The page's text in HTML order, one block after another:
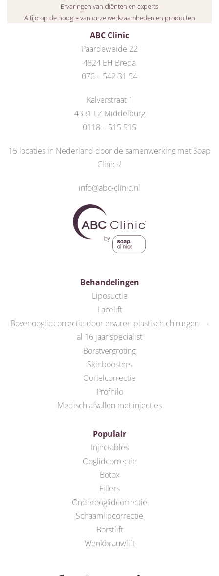
ABC Clinic
Paardeweide 22
4824 EH Breda
076 – 542 31 54
Kalverstraat 1
4331 LZ Middelburg
0118 – 515 515
15 locaties in Nederland door de samenwerking met Soap
Clinics!
info@abc-clinic.nl
Behandelingen
Liposuctie
Facelift
Bovenooglidcorrectie door ervaren plastisch chirurgen —
al 16 jaar specialist
Borstvergroting
Skinboosters
Oorlelcorrectie
Profhilo
Medisch afvallen met injecties
Populair
Injectables
Ooglidcorrectie
Botox
Fillers
Onderooglidcorrectie
Schaamlipcorrectie
Borstlift
Wenkbrauwlift
Ervaringen van cliënten en experts
Altijd op de hoogte van onze werkzaamheden en producten